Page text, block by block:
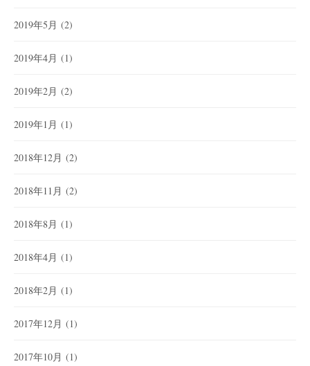
2019年5月 (2)
2019年4月 (1)
2019年2月 (2)
2019年1月 (1)
2018年12月 (2)
2018年11月 (2)
2018年8月 (1)
2018年4月 (1)
2018年2月 (1)
2017年12月 (1)
2017年10月 (1)